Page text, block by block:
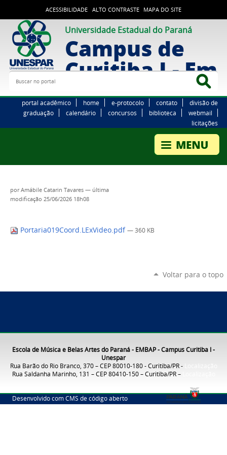
ACESSIBILIDADE ALTO CONTRASTE MAPA DO SITE
Universidade Estadual do Paraná
Campus de
Curitiba I -
Buscar no portal
portal acadêmico home e-protocolo contato
divisão de
graduação
calendário concursos biblioteca
webmail
licitações
porAmábile Catarin Tavares — última
modificação 25/06/2026 18h08
Portaria019Coord.LExVideo.pdf — 360 KB
Voltar para o topo
Escola de Música e Belas Artes do Paraná - EMBAP - Campus Curitiba I -
Unespar
Rua Barão do Rio Branco, 370 – CEP 80010-180 - Curitiba/PR -
Rua Saldanha Marinho, 131 – CEP 80410-150 – Curitiba/PR –
Desenvolvido com CMS de código aberto